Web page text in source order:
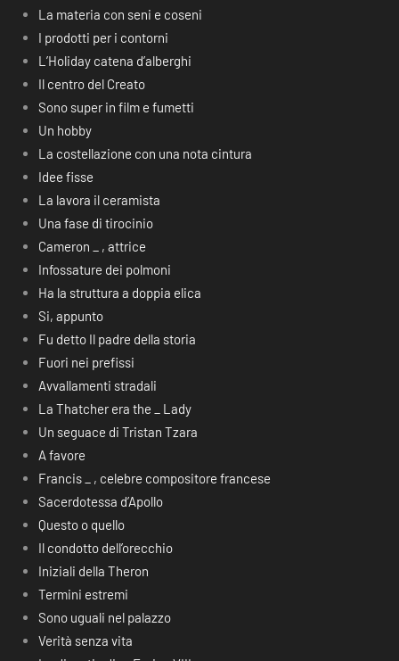
La materia con seni e coseni
I prodotti per i contorni
L’Holiday catena d’alberghi
Il centro del Creato
Sono super in film e fumetti
Un hobby
La costellazione con una nota cintura
Idee fisse
La lavora il ceramista
Una fase di tirocinio
Cameron _ , attrice
Infossature dei polmoni
Ha la struttura a doppia elica
Si, appunto
Fu detto Il padre della storia
Fuori nei prefissi
Avvallamenti stradali
La Thatcher era the _ Lady
Un seguace di Tristan Tzara
A favore
Francis _ , celebre compositore francese
Sacerdotessa d’Apollo
Questo o quello
Il condotto dell’orecchio
Iniziali della Theron
Termini estremi
Sono uguali nel palazzo
Verità senza vita